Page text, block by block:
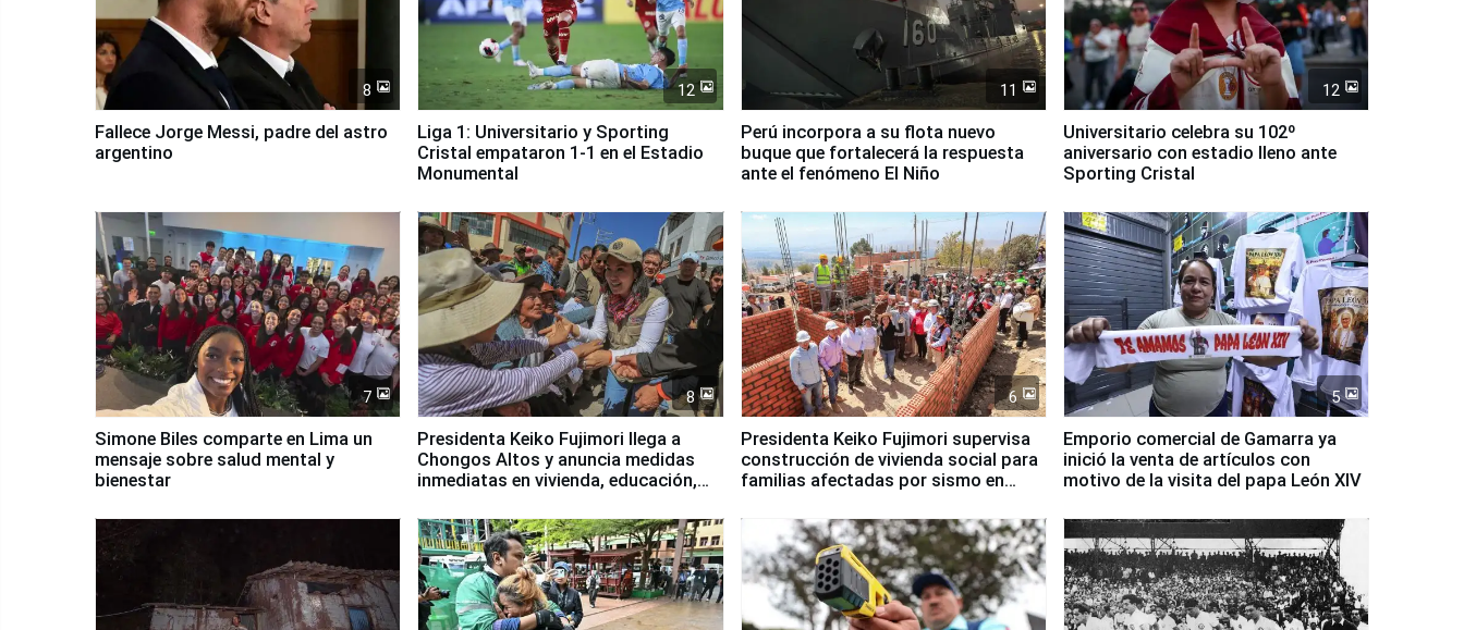
8
Fallece Jorge Messi, padre del astro
argentino
12
Liga 1: Universitario y Sporting
Cristal empataron 1-1 en el Estadio
Monumental
11
Perú incorpora a su flota nuevo
buque que fortalecerá la respuesta
ante el fenómeno El Niño
12
Universitario celebra su 102º
aniversario con estadio lleno ante
Sporting Cristal
7
Simone Biles comparte en Lima un
mensaje sobre salud mental y
bienestar
8
Presidenta Keiko Fujimori llega a
Chongos Altos y anuncia medidas
inmediatas en vivienda, educación,
6
Presidenta Keiko Fujimori supervisa
construcción de vivienda social para
familias afectadas por sismo en
5
Emporio comercial de Gamarra ya
inició la venta de artículos con
motivo de la visita del papa León XIV